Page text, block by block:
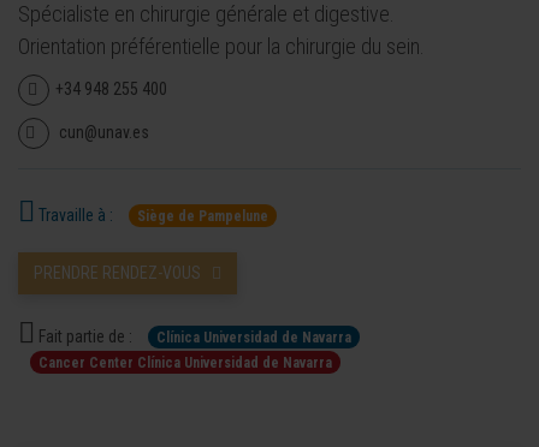
Spécialiste en chirurgie générale et digestive.
Orientation préférentielle pour la chirurgie du sein.
+34 948 255 400
cun@unav.es
Travaille à : Siège de Pampelune
PRENDRE RENDEZ-VOUS
Fait partie de :
Clínica Universidad de Navarra
Cancer Center Clínica Universidad de Navarra